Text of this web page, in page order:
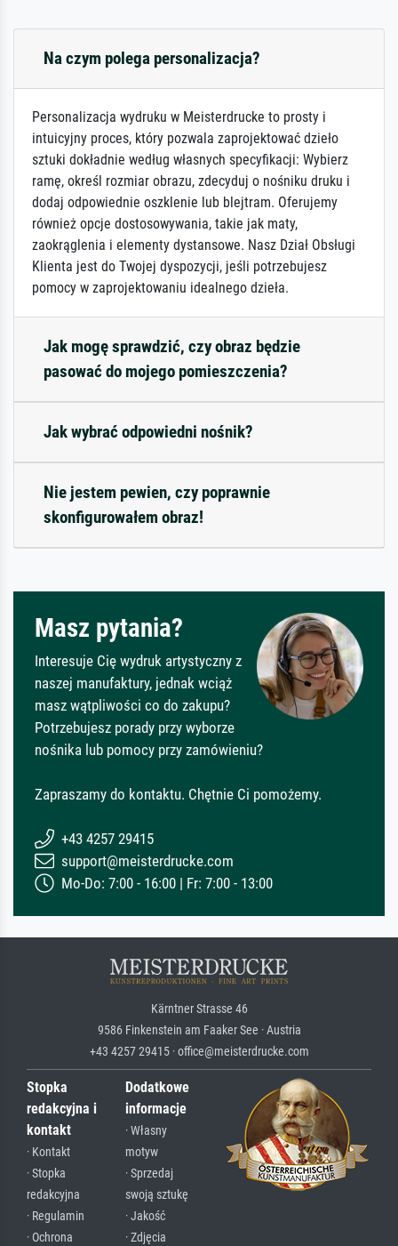
Na czym polega personalizacja?
Personalizacja wydruku w Meisterdrucke to prosty i
intuicyjny proces, który pozwala zaprojektować dzieło
sztuki dokładnie według własnych specyfikacji: Wybierz
ramę, określ rozmiar obrazu, zdecyduj o nośniku druku i
dodaj odpowiednie oszklenie lub blejtram. Oferujemy
również opcje dostosowywania, takie jak maty,
zaokrąglenia i elementy dystansowe. Nasz Dział Obsługi
Klienta jest do Twojej dyspozycji, jeśli potrzebujesz
pomocy w zaprojektowaniu idealnego dzieła.
Jak mogę sprawdzić, czy obraz będzie
pasować do mojego pomieszczenia?
Jak wybrać odpowiedni nośnik?
Nie jestem pewien, czy poprawnie
skonfigurowałem obraz!
Masz pytania?
Interesuje Cię wydruk artystyczny z
naszej manufaktury, jednak wciąż
masz wątpliwości co do zakupu?
Potrzebujesz porady przy wyborze
nośnika lub pomocy przy zamówieniu?
Zapraszamy do kontaktu. Chętnie Ci pomożemy.
+43 4257 29415
support@meisterdrucke.com
Mo-Do: 7:00 - 16:00 | Fr: 7:00 - 13:00
Kärntner Strasse 46
9586 Finkenstein am Faaker See · Austria
+43 4257 29415 · office@meisterdrucke.com
Stopka
redakcyjna i
kontakt
· Kontakt
· Stopka
redakcyjna
· Regulamin
· Ochrona
Dodatkowe
informacje
· Własny
motyw
· Sprzedaj
swoją sztukę
· Jakość
· Zdjęcia